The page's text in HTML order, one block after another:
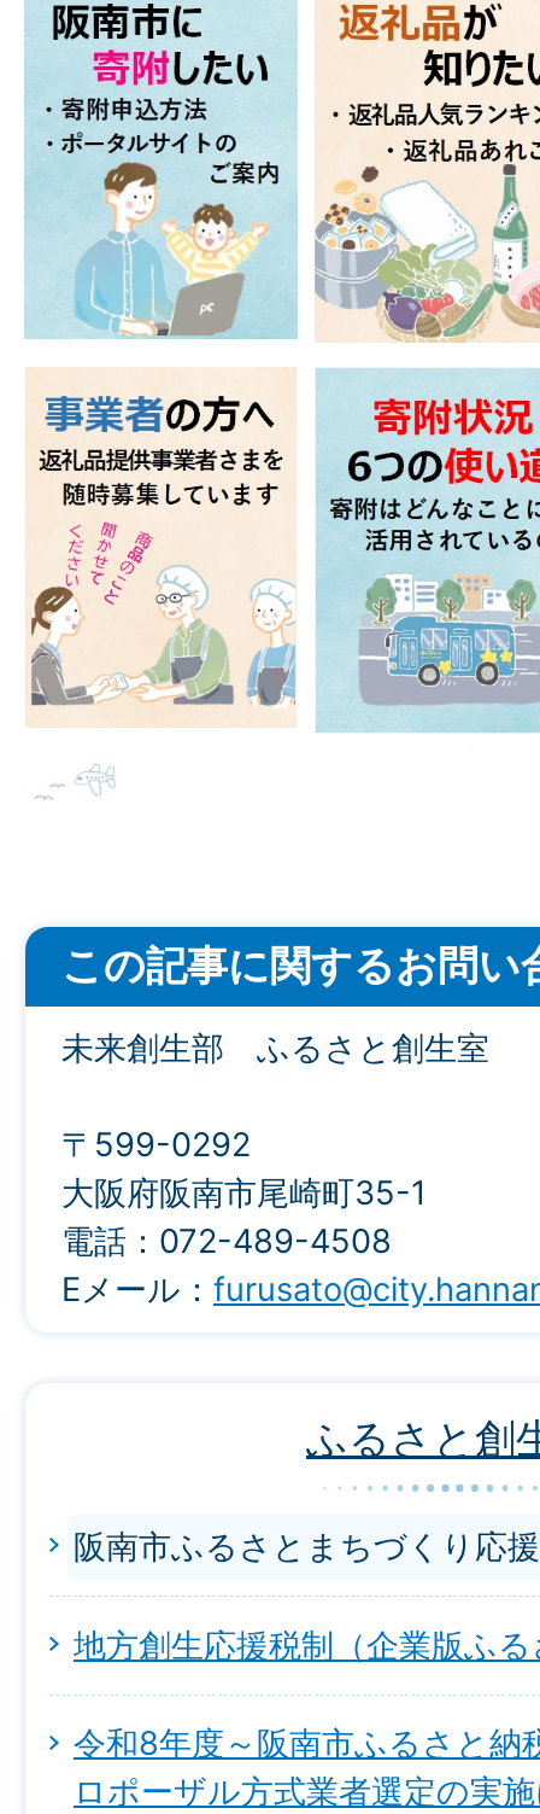
この記事に関するお問い
未来創生部 ふるさと創生室
〒599-0292
大阪府阪南市尾崎町35-1
電話：072-489-4508
Eメール：
ふるさと創
阪南市ふるさとまちづくり応
地方創生応援税制（企業版ふ
令和8年度～阪南市ふるさと納
ロポーザル方式業者選定の実